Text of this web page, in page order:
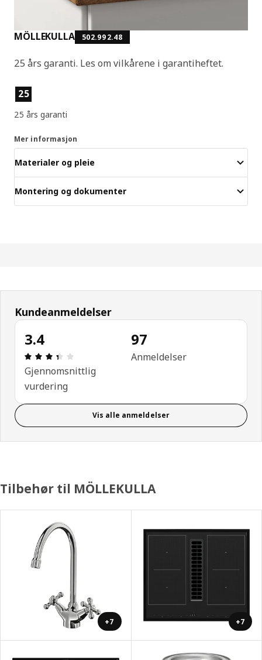
MÖLLEKULLA 502.992.48
25 års garanti. Les om vilkårene i garantiheftet.
Produktfunksjoner
25
25 års garanti
Mer informasjon
Materialer og pleie
Montering og dokumenter
Kundeanmeldelser
3.4
Produktomtale: 3.4 ingen kundevurdering 5
Gjennomsnittlig
vurdering
97
Anmeldelser
Vis alle anmeldelser
Tilbehør til MÖLLEKULLA
+7 +7